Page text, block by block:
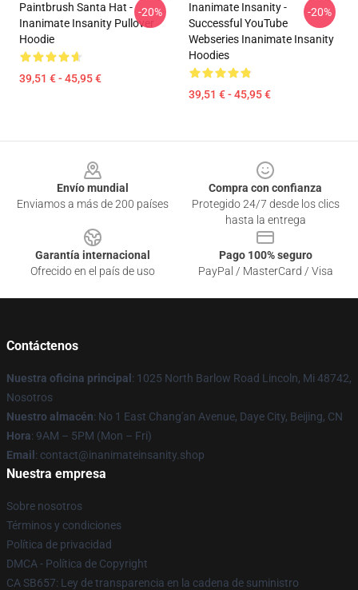
Paintbrush Santa Hat -
Inanimate Insanity Pullover
Hoodie
39,51 € - 45,95 €
-20%
Inanimate Insanity -
Successful YouTube
Webseries Inanimate Insanity
Hoodies
39,51 € - 45,95 €
-20%
Envío mundial
Enviamos a más de 200 países
Compra con confianza
Protegido 24/7 desde los clics
hasta la entrega
Garantía internacional
Ofrecido en el país de uso
Pago 100% seguro
PayPal / MasterCard / Visa
Contáctenos
Nuestra oficina principal : 1025 North Barlow Road Lincoln, Mi 48742,
Nosotros
Nuestro almacén: No 1 East Chang'an Avenue, Daye City, Beijing, CN
Hora: 9AM – 5PM (Mon – Fri)
Email : contact@inanimateinsanity.shop
Nuestra empresa
Sobre nosotros
Términos y condiciones
Política de privacidad
DMCA - Política de Copyright
CA SB657: Ley de transparencia en la cadena de suministro